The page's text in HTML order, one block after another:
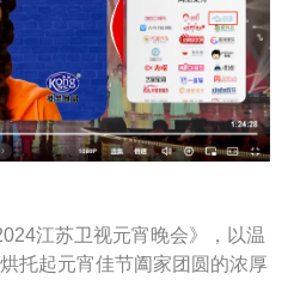
江苏卫视元宵晚会》，以温
托起元宵佳节阖家团圆的浓厚